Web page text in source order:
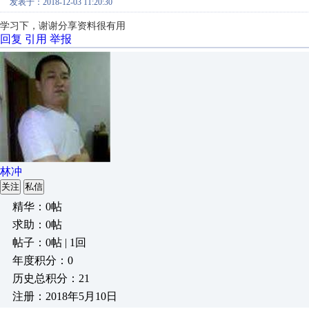
发表于：2018-12-03 11:20:30
学习下，谢谢分享资料很有用
回复 引用 举报
林冲
关注 私信
精华：0帖
求助：0帖
帖子：0帖 | 1回
年度积分：0
历史总积分：21
注册：2018年5月10日